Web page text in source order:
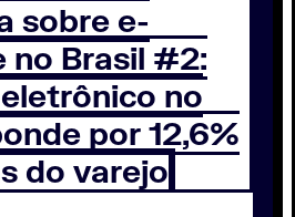
sobre e-
no Brasil #2:
no
por 12,6%
do varejo